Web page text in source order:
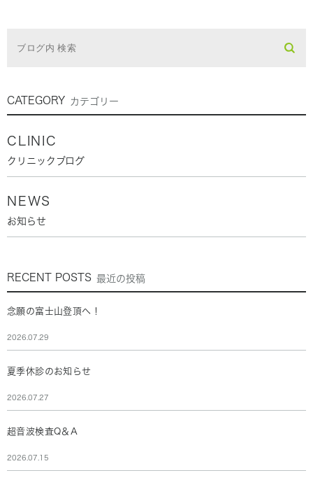
CATEGORY カテゴリー
CLINIC
クリニックブログ
NEWS
お知らせ
RECENT POSTS 最近の投稿
念願の富士山登頂へ！
2026.07.29
夏季休診のお知らせ
2026.07.27
超音波検査Q＆A
2026.07.15